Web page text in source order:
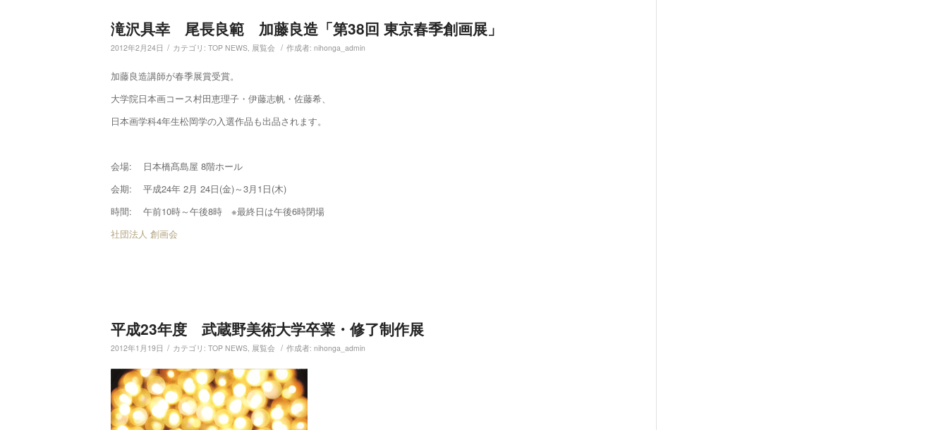
滝沢具幸 尾長良範 加藤良造「第38回 東京春季創画展」
2012年2月24日 / カテゴリ: TOP NEWS 展覧会 / 作成者: nihonga_admin
加藤良造講師が春季展賞受賞。
大学院日本画コース村田恵理子・伊藤志帆・佐藤希、
日本画学科4年生松岡学の入選作品も出品されます。
会場: 日本橋髙島屋 8階ホール
会期: 平成24年 2月 24日(金)～3月1日(木)
時間: 午前10時～午後8時 ※最終日は午後6時閉場
社団法人 創画会
平成23年度 武蔵野美術大学卒業・修了制作展
2012年1月19日 / カテゴリ: TOP NEWS, 展覧会 / 作成者: nihonga_admin